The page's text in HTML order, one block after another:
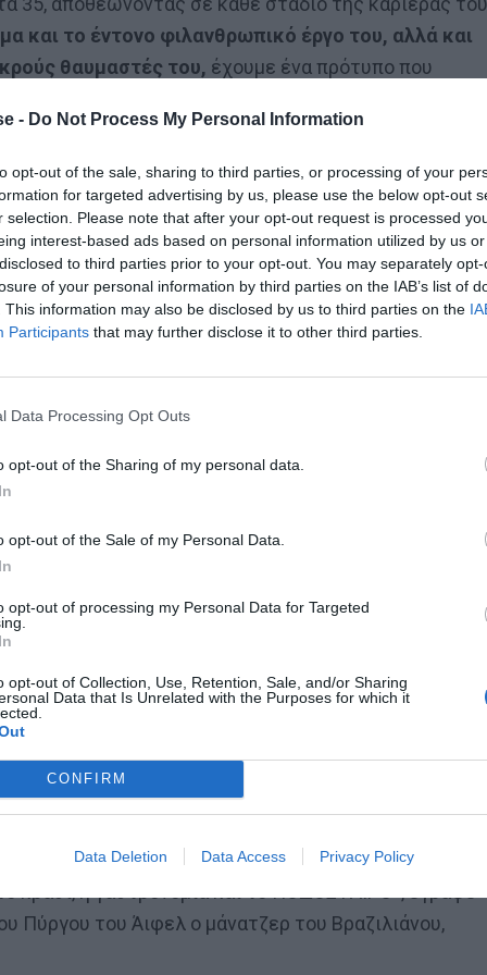
- Do Not Process My Personal Information
opt-out of the sale, sharing to third parties, or processing of your
for targeted advertising by us, please use the below opt-out
selection. Please note that after your opt-out request is processed
interest-based ads based on personal information utilized by us
to third parties prior to your opt-out. You may separately
of your personal information by third parties on the IAB’s list of
This information may also be disclosed by us to third parties on the
Participants that may further disclose it to other third parties.
Data Processing Opt Outs
opt-out of the Sharing of my personal data.
opt-out of the Sale of my Personal Data.
opt-out of processing my Personal Data for Targeted
opt-out of Collection, Use, Retention, Sale, and/or Sharing
Data that Is Unrelated with the Purposes for which it
CONFIRM
Data Deletion Data Access Privacy Policy
και το έντονο φιλανθρωπικό έργο του, αλλά και
θαυμαστές του, έχουμε ένα πρότυπο που
ένας πατέρας θα είχε έστω λόγο να κάνει τα
του.
από την άλλη θα έπρεπε να διδάσκεται ως
η φανέλα του από την κοινωνική πρόνοια!
να έχεις. Σαν το πιο κακομαθημένο παιδάκι
και μετατρέπει σε μιας χρήσης τα πανάκριβα
ανάποδα για να σπάσει το ηγεμονικό συμβόλαιο
όπως αποδείχτηκε Financial Fair Play,
αιώνα.» Αν συνυπολογίσουμε τα 222 εκατ. ευρώ
κοστίζει ανά έτος (μαζί με τους φόρους) ο
και τις προμήθειες των μάνατζερ, το deal
και ηθικό όριο στους νόμους αγοράς
κρασί, η γαστρονομία και το ΠΟΔΟΣΦΑΙΡΟ», έγραφε
Πύργου του Άιφελ ο μάνατζερ του Βραζιλιάνου,